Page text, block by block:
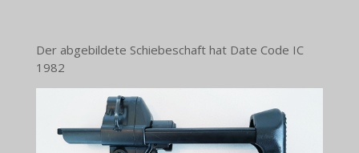
Der abgebildete Schiebeschaft hat Date Code IC
1982